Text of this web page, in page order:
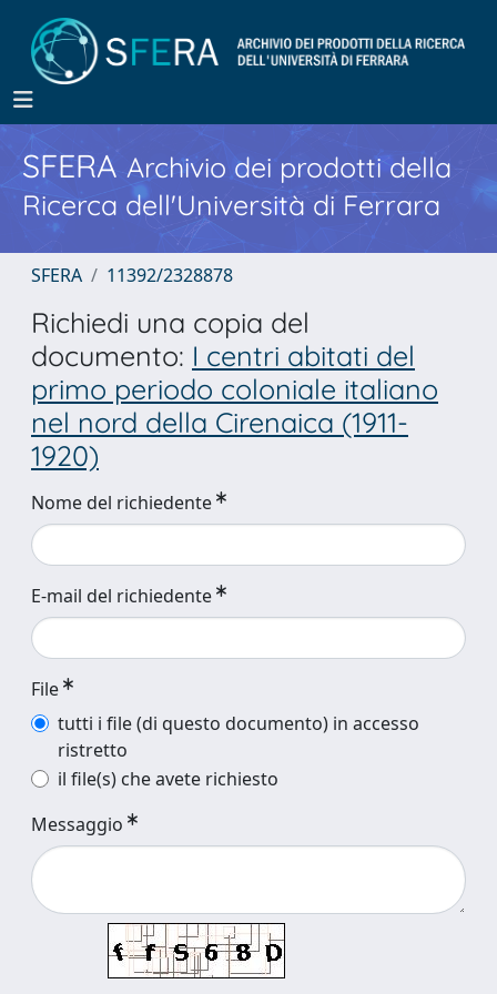
SFERA Archivio dei prodotti della
Ricerca dell'Università di Ferrara
SFERA 11392/2328878
Richiedi una copia del
documento: I centri abitati del
primo periodo coloniale italiano
nel nord della Cirenaica (1911-
1920)
Nome del richiedente
E-mail del richiedente
File
tutti i file (di questo documento) in accesso
ristretto
il file(s) che avete richiesto
Messaggio